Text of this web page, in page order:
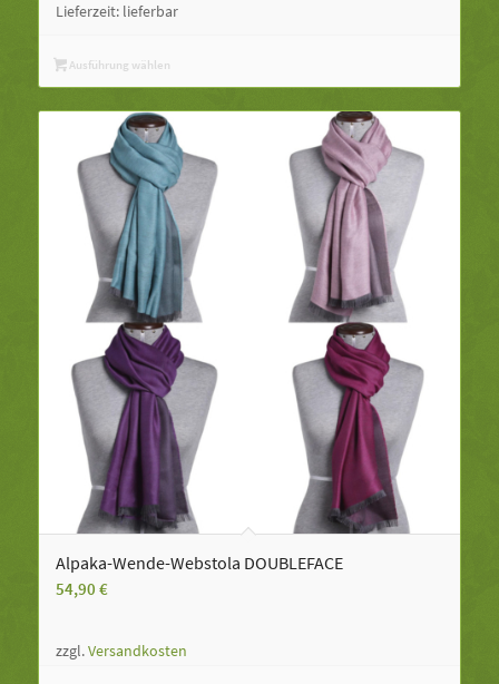
Lieferzeit: lieferbar
Ausführung wählen
Alpaka-Wende-Webstola DOUBLEFACE
54,90 €
zzgl.Versandkosten